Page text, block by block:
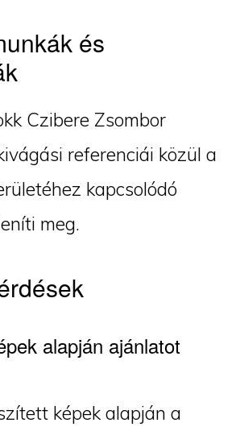
és
Czibere Zsombor
referenciái közül a
kapcsolódó
meg.
alapján ajánlatot
képek alapján a